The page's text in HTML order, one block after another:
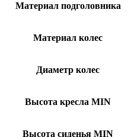
Материал подголовника
Материал колес
Диаметр колес
Высота кресла MIN
Высота сиденья MIN